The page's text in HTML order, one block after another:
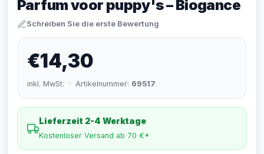
Parfum voor puppy's – Biogance
Schreiben Sie die erste Bewertung
€14,30
inkl. MwSt. · Artikelnummer: 69517
Lieferzeit 2-4 Werktage
Kostenloser Versand ab 70 €*